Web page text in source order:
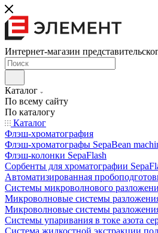
Интернет-магазин
Каталог
По всему сайту
По каталогу
Каталог
Флэш-хроматография
Флэш-хроматографы SepaBean
Флэш-колонки SepaFlash
Сорбенты для хроматографии
Автоматизированная
Системы микроволнового
Микроволновые системы
Микроволновые системы
Системы упаривания в токе азота
Система жидкостной экстракции